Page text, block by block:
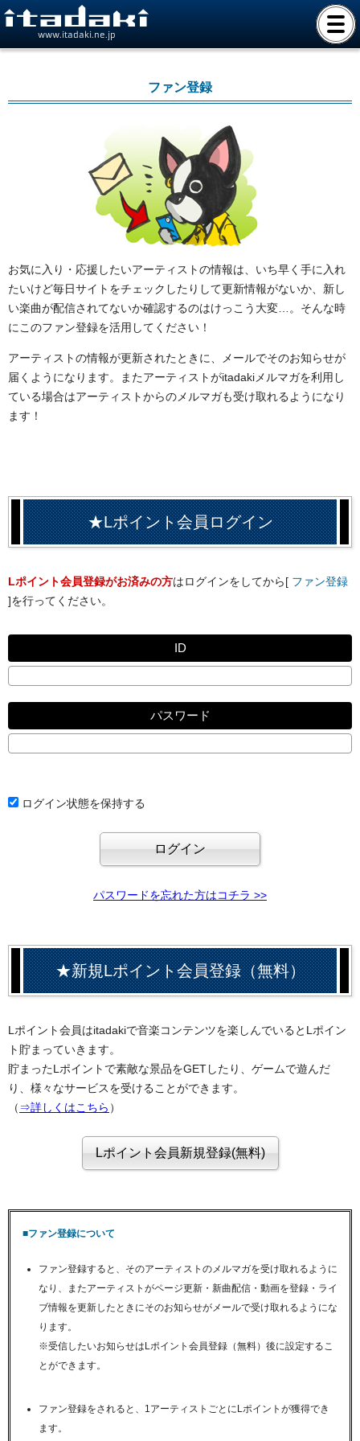
www.itadaki.ne.jp
ファン登録
お気に入り・応援したいアーティストの情報は、いち早く手に入れ
たいけど毎日サイトをチェックしたりして更新情報がないか、新し
い楽曲が配信されてないか確認するのはけっこう大変…。そんな時
にこのファン登録を活用してください！
アーティストの情報が更新されたときに、メールでそのお知らせが
届くようになります。またアーティストがitadakiメルマガを利用し
ている場合はアーティストからのメルマガも受け取れるようになり
ます！
★Lポイント会員ログイン
Lポイント会員登録がお済みの方はログインをしてから[ ファン登録
]を行ってください。
ID
パスワード
ログイン状態を保持する
パスワードを忘れた方はコチラ >>
★新規Lポイント会員登録（無料）
Lポイント会員はitadakiで音楽コンテンツを楽しんでいるとLポイン
ト貯まっていきます。
貯まったLポイントで素敵な景品をGETしたり、ゲームで遊んだ
り、様々なサービスを受けることができます。
（ ⇒詳しくはこちら ）
■ファン登録について
ファン登録すると、そのアーティストのメルマガを受け取れるように
なり、またアーティストがページ更新・新曲配信・動画を登録・ライ
ブ情報を更新したときにそのお知らせがメールで受け取れるようにな
ります。
※受信したいお知らせはLポイント会員登録（無料）後に設定するこ
とができます。
ファン登録をされると、1アーティストごとにLポイントが獲得でき
ます。